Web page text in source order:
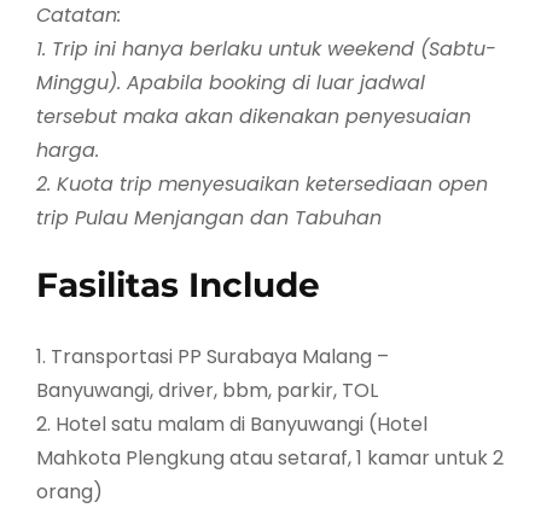
Catatan:
1. Trip ini hanya berlaku untuk weekend (Sabtu-
Minggu). Apabila booking di luar jadwal
tersebut maka akan dikenakan penyesuaian
harga.
2. Kuota trip menyesuaikan ketersediaan open
trip Pulau Menjangan dan Tabuhan
Fasilitas Include
1. Transportasi PP Surabaya Malang –
Banyuwangi, driver, bbm, parkir, TOL
2. Hotel satu malam di Banyuwangi (Hotel
Mahkota Plengkung atau setaraf, 1 kamar untuk 2
orang)